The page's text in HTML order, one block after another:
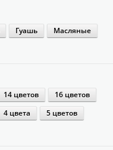
Гуашь
Масляные
14 цветов
16 цветов
4 цвета
5 цветов